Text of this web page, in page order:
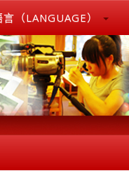
言（LANGUAGE）